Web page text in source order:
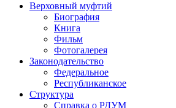
Верховный муфтий
Биография
Книга
Фильм
Фотогалерея
Законодательство
Федеральное
Республиканское
Структура
Справка о РДУМ